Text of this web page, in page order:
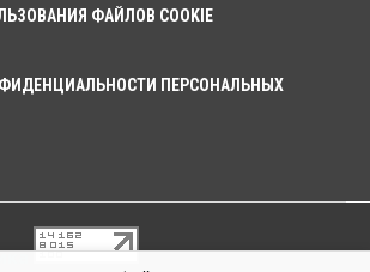
ФАЙЛОВ COOKIE
ПЕРСОНАЛЬНЫХ